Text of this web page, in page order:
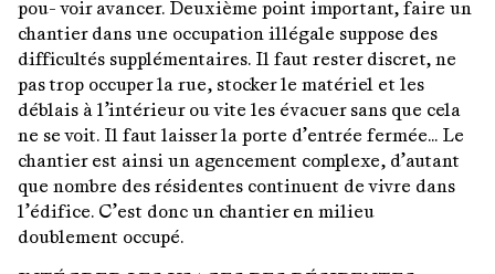
pou- voir avancer. Deuxième point important, faire un
chantier dans une occupation illégale suppose des
difficultés supplémentaires. Il faut rester discret, ne
pas trop occuper la rue, stocker le matériel et les
déblais à l’intérieur ou vite les évacuer sans que cela
ne se voit. Il faut laisser la porte d’entrée fermée… Le
chantier est ainsi un agencement complexe, d’autant
que nombre des résidentes continuent de vivre dans
l’édifice. C’est donc un chantier en milieu
doublement occupé.